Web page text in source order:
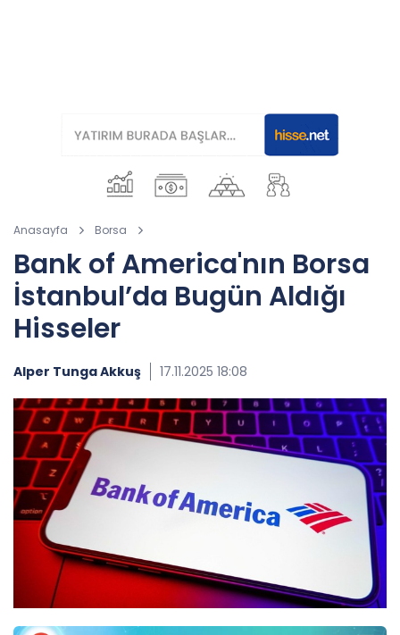
Anasayfa Borsa
Bank of America'nın Borsa
İstanbul’da Bugün Aldığı
Hisseler
Alper Tunga Akkuş 17.11.2025 18:08